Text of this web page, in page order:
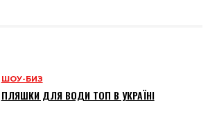
ШОУ-БИЗ
ПЛЯШКИ ДЛЯ ВОДИ ТОП В УКРАЇНІ